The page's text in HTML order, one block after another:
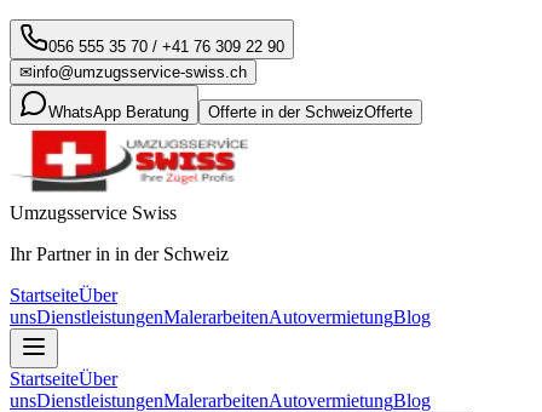
056 555 35 70 / +41 76 309 22 90
✉info@umzugsservice-swiss.ch
WhatsApp Beratung Offerte in der SchweizOfferte
Umzugsservice Swiss
Ihr Partner in in der Schweiz
StartseiteÜber
unsDienstleistungenMalerarbeitenAutovermietungBlog
StartseiteÜber
unsDienstleistungenMalerarbeitenAutovermietungBlog